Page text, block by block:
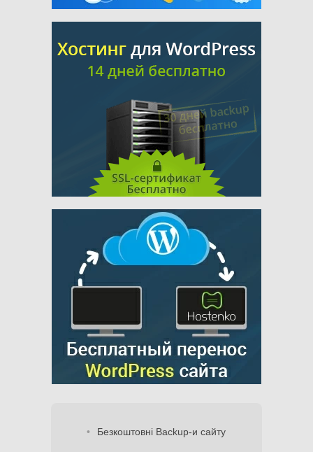
Безкоштовні Backup-и сайту